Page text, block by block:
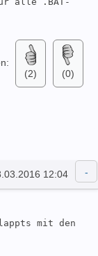
(2)
(0)
12:04
mit den